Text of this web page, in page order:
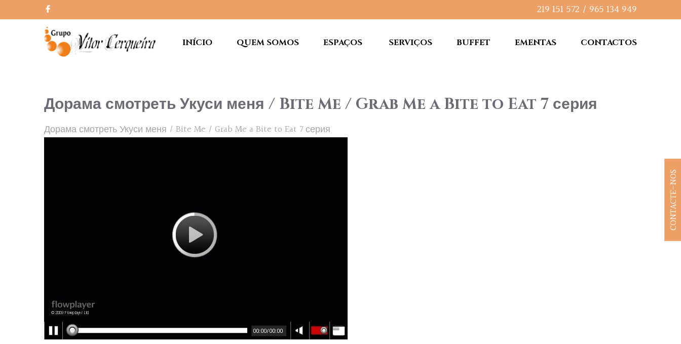
219 151 572 / 965 134 949
INÍCIO QUEM SOMOS ESPAÇOS SERVIÇOS BUFFET EMENTAS CONTACTOS
Дорама смотреть Укуси меня / Bite Me / Grab Me a Bite to Eat 7 серия
Дорама смотреть Укуси меня / Bite Me / Grab Me a Bite to Eat 7 серия
CONTACTE-NOS